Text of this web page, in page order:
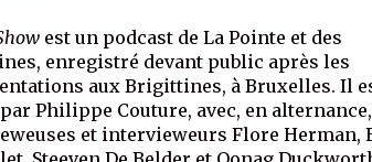
est un podcast de La Pointe et des
enregistré devant public après les
aux Brigittines, à Bruxelles. Il
Philippe Couture, avec, en
et intervieweurs Flore Herman,